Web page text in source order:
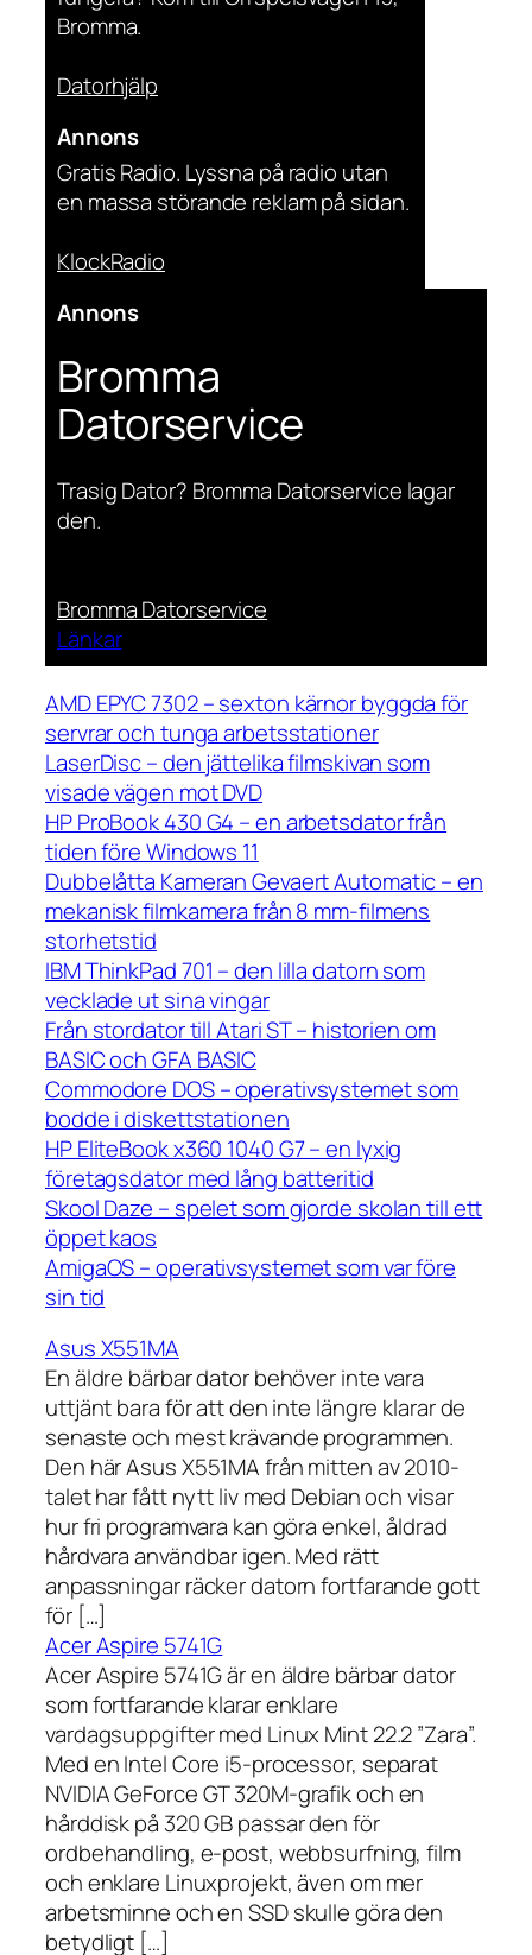
Bromma.
Datorhjälp
Annons
Gratis Radio. Lyssna på radio utan
en massa störande reklam på sidan.
KlockRadio
Annons
Bromma
Datorservice
Trasig Dator? Bromma Datorservice lagar
den.
Bromma Datorservice
Länkar
AMD EPYC 7302 – sexton kärnor byggda för
servrar och tunga arbetsstationer
LaserDisc – den jättelika filmskivan som
visade vägen mot DVD
HP ProBook 430 G4 – en arbetsdator från
tiden före Windows 11
Dubbelåtta Kameran Gevaert Automatic – en
mekanisk filmkamera från 8 mm-filmens
storhetstid
IBM ThinkPad 701 – den lilla datorn som
vecklade ut sina vingar
Från stordator till Atari ST – historien om
BASIC och GFA BASIC
Commodore DOS – operativsystemet som
bodde i diskettstationen
HP EliteBook x360 1040 G7 – en lyxig
företagsdator med lång batteritid
Skool Daze – spelet som gjorde skolan till ett
öppet kaos
AmigaOS – operativsystemet som var före
sin tid
Asus X551MA
En äldre bärbar dator behöver inte vara
uttjänt bara för att den inte längre klarar de
senaste och mest krävande programmen.
Den här Asus X551MA från mitten av 2010-
talet har fått nytt liv med Debian och visar
hur fri programvara kan göra enkel, åldrad
hårdvara användbar igen. Med rätt
anpassningar räcker datorn fortfarande gott
för […]
Acer Aspire 5741G
Acer Aspire 5741G är en äldre bärbar dator
som fortfarande klarar enklare
vardagsuppgifter med Linux Mint 22.2 ”Zara”.
Med en Intel Core i5-processor, separat
NVIDIA GeForce GT 320M-grafik och en
hårddisk på 320 GB passar den för
ordbehandling, e-post, webbsurfning, film
och enklare Linuxprojekt, även om mer
arbetsminne och en SSD skulle göra den
betydligt […]